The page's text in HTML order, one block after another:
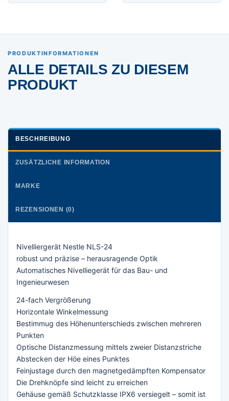
PRODUKTINFORMATIONEN
ALLE DETAILS ZU DIESEM
PRODUKT
BESCHREIBUNG
ZUSÄTZLICHE INFORMATION
MARKE
REZENSIONEN (0)
Nivelliergerät Nestle NLS-24
robust und präzise – herausragende Optik
Automatisches Nivelliegerät für das Bau- und
Ingenieurwesen
24-fach Vergrößerung
Horizontale Winkelmessung
Bestimmug des Höhenunterschieds zwischen mehreren
Punkten
Optische Distanzmessung mittels zweier Distanzstriche
Abstecken der Höe eines Punktes
Feinjustage durch den magnetgedämpften Kompensator
Die Drehknöpfe sind leicht zu erreichen
Gehäuse gemäß Schutzklasse IPX6 versiegelt – somit ist